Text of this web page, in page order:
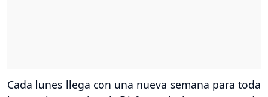
Cada lunes llega con una nueva semana para toda